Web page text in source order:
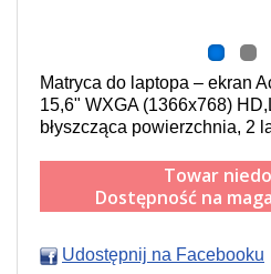
Matryca do laptopa – ekran
15,6" WXGA (1366x768)
błyszcząca powierzchnia, 2
Towar
Dostępność na
Udostępnij na Facebooku